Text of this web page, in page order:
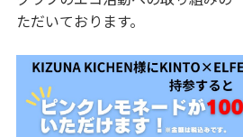
ただいております。